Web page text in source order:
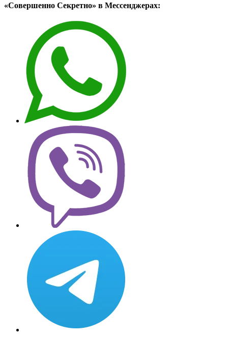
«Совершенно Секретно» в Мессенджерах: